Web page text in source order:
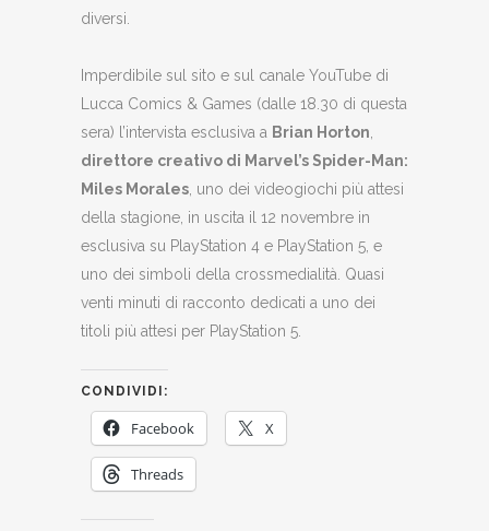
diversi.
Imperdibile sul sito e sul canale YouTube di
Lucca Comics & Games (dalle 18.30 di questa
sera) l’intervista esclusiva a Brian Horton
direttore creativo di Marvel’s Spider-Man:
Miles Morales , uno dei videogiochi più attesi
della stagione, in uscita il 12 novembre in
esclusiva su PlayStation 4 e PlayStation 5, e
uno dei simboli della crossmedialità. Quasi
venti minuti di racconto dedicati a uno dei
titoli più attesi per PlayStation 5.
CONDIVIDI:
Facebook X
Threads